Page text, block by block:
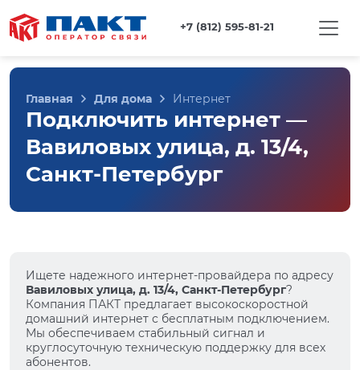
+7 (812) 595-81-21
Главная Для дома Интернет
Подключить интернет —
Вавиловых улица, д. 13/4,
Санкт-Петербург
Ищете надежного интернет-провайдера по адресу
Вавиловых улица, д. 13/4, Санкт-Петербург?
Компания ПАКТ предлагает высокоскоростной
домашний интернет с бесплатным подключением.
Мы обеспечиваем стабильный сигнал и
круглосуточную техническую поддержку для всех
абонентов.